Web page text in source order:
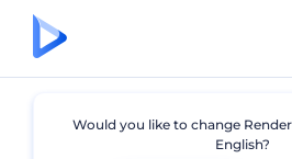
Путешествия
Would you like to change
English?